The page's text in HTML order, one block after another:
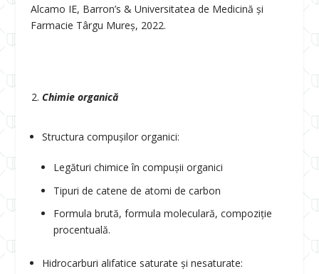
Alcamo IE, Barron’s & Universitatea de Medicină și
Farmacie Târgu Mureș, 2022.
Chimie organică
Structura compușilor organici:
Legături chimice în compușii organici
Tipuri de catene de atomi de carbon
Formula brută, formula moleculară, compoziție
procentuală.
Hidrocarburi alifatice saturate și nesaturate: